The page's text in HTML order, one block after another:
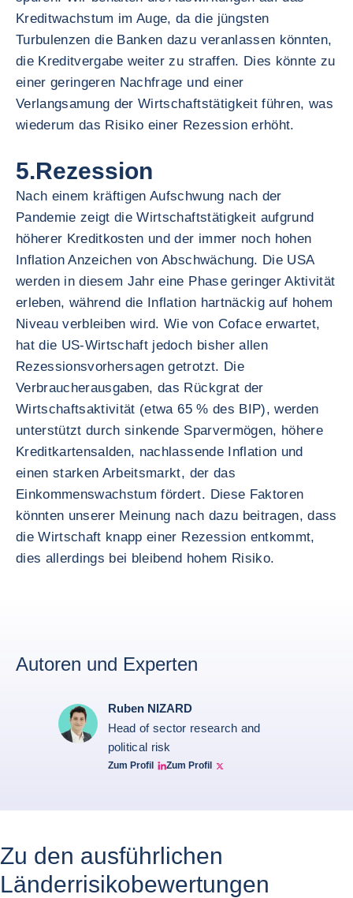
Kreditwachstum im Auge, da die jüngsten
Turbulenzen die Banken dazu veranlassen könnten,
die Kreditvergabe weiter zu straffen. Dies könnte zu
einer geringeren Nachfrage und einer
Verlangsamung der Wirtschaftstätigkeit führen, was
wiederum das Risiko einer Rezession erhöht.
5.Rezession
Nach einem kräftigen Aufschwung nach der
Pandemie zeigt die Wirtschaftstätigkeit aufgrund
höherer Kreditkosten und der immer noch hohen
Inflation Anzeichen von Abschwächung. Die USA
werden in diesem Jahr eine Phase geringer Aktivität
erleben, während die Inflation hartnäckig auf hohem
Niveau verbleiben wird. Wie von Coface erwartet,
hat die US-Wirtschaft jedoch bisher allen
Rezessionsvorhersagen getrotzt. Die
Verbraucherausgaben, das Rückgrat der
Wirtschaftsaktivität (etwa 65 % des BIP), werden
unterstützt durch sinkende Sparvermögen, höhere
Kreditkartensalden, nachlassende Inflation und
einen starken Arbeitsmarkt, der das
Einkommenswachstum fördert. Diese Faktoren
könnten unserer Meinung nach dazu beitragen, dass
die Wirtschaft knapp einer Rezession entkommt,
dies allerdings bei bleibend hohem Risiko.
Autoren und Experten
Ruben NIZARD
Head of sector research and
political risk
Zum Profil
Ruben Nizard linkedin
Zum Profil
Ruben Nizard twitter
Zu den ausführlichen
Länderrisikobewertungen